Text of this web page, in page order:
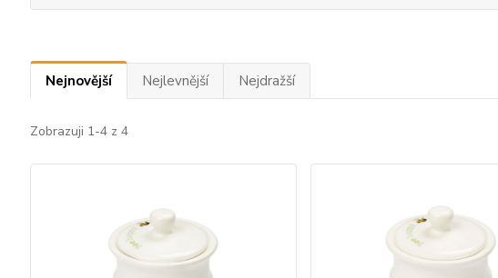
Nejnovější Nejlevnější Nejdražší
Zobrazuji 1-4 z 4